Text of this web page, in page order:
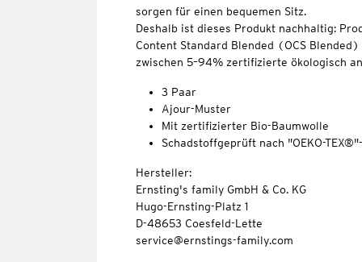
sorgen für einen bequemen Sitz.
Deshalb ist dieses Produkt nachhaltig:
Content Standard Blended (OCS
zwischen 5–94% zertifizierte ökologisch
3 Paar
Ajour-Muster
Mit zertifizierter Bio-Baumwolle
Schadstoffgeprüft nach "OEKO-
Hersteller:
Ernsting's family GmbH & Co. KG
Hugo-Ernsting-Platz 1
D-48653 Coesfeld-Lette
service@ernstings-family.com